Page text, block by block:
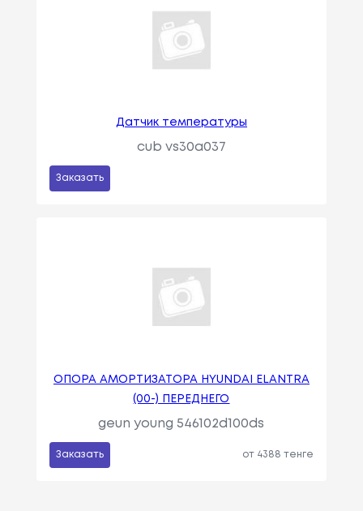
Датчик температуры
cub vs30a037
Заказать
ОПОРА АМОРТИЗАТОРА HYUNDAI ELANTRA
(00-) ПЕРЕДНЕГО
geun young 546102d100ds
Заказать от 4388 тенге